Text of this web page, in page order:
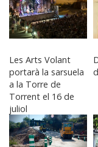
Les Arts Volant
portarà la sarsuela
a la Torre de
Torrent el 16 de
juliol